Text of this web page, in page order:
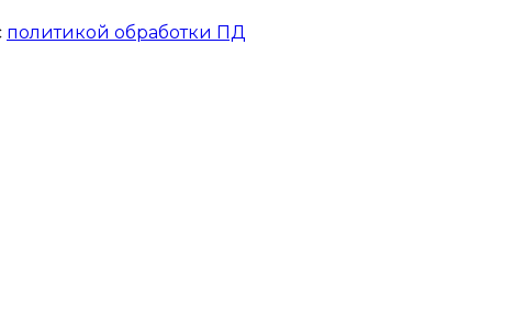
политикой обработки ПД